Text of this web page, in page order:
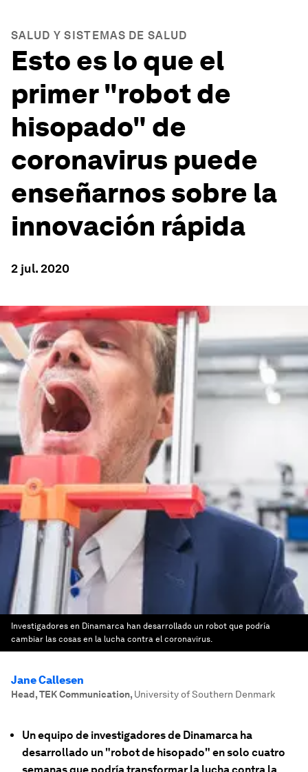
SALUD Y SISTEMAS DE SALUD
Esto es lo que el
primer "robot de
hisopado" de
coronavirus puede
enseñarnos sobre la
innovación rápida
2 jul. 2020
Investigadores en Dinamarca han desarrollado un robot que podría
cambiar las cosas en la lucha contra el coronavirus.
Jane Callesen
Head, TEK Communication, University of Southern Denmark
Un equipo de investigadores de Dinamarca ha
desarrollado un "robot de hisopado" en solo cuatro